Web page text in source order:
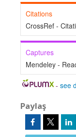
Citations
CrossRef -
Captures
Mendeley -
-see
Paylaş